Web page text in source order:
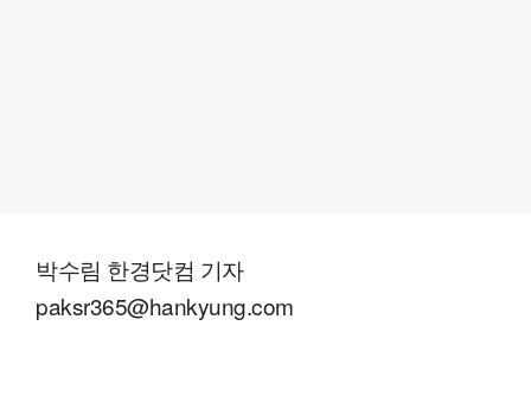
박수림 한경닷컴 기자
paksr365@hankyung.com